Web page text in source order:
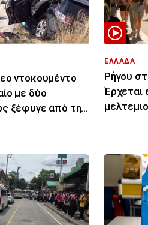
ντοκουμέντο
με δύο
ξέφυγε από την
ΕΛΛΑΔΑ
Ρήγου
Έρχεται